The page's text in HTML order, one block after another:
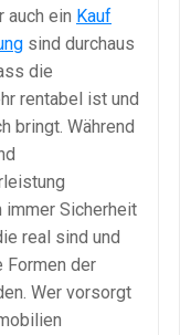
auch ein Kauf
sind durchaus
die
rentabel ist und
bringt. Während
immer Sicherheit
real sind und
Formen der
Wer vorsorgt